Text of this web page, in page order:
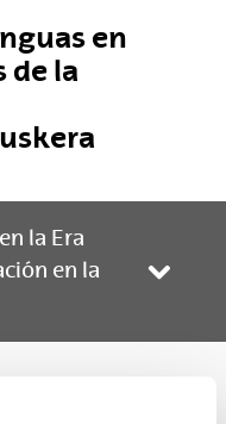
en
de la
la Era
en la